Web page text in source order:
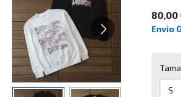
80,00
Envio